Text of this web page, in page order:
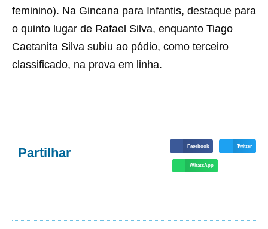
feminino). Na Gincana para Infantis, destaque para
o quinto lugar de Rafael Silva, enquanto Tiago
Caetanita Silva subiu ao pódio, como terceiro
classificado, na prova em linha.
Partilhar Facebook Twitter
WhatsApp